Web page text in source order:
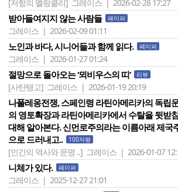
[저항의 멜랑콜리] 그레이스 | 2026-02-28 17:27
받아들여지지 않는 사람들 페이퍼
그레이스 | 2026-02-09 01:11
노인과 바다, 시니어들과 함께 읽다. 페이퍼
그레이스 | 2026-01-27 01:24
절망으로 돌아오는 ‘뫼비우스의 띠’ 리뷰
[사탄탱고] 그레이스 | 2026-01-19 20:19
나폴레옹전쟁, 스페인령 라틴아메리카의 독립
의 영토확장과 라틴아메리카에서 수탈을 뒷받
대해 알아본다. 신먼로주의라는 이름아래 제국
으로 드러내고..
100자평
[인간의 역사와 문명 ..] 그레이스 | 2026-01-07
니체가 있다. 페이퍼
그레이스 | 2025-12-27 21:01